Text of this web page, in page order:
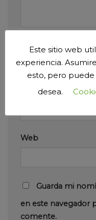
Nombre *
Correo electrónico*
Web
Guarda mi
en este navegador
comente.
Este sitio web
experiencia.
esto, pero
desea.